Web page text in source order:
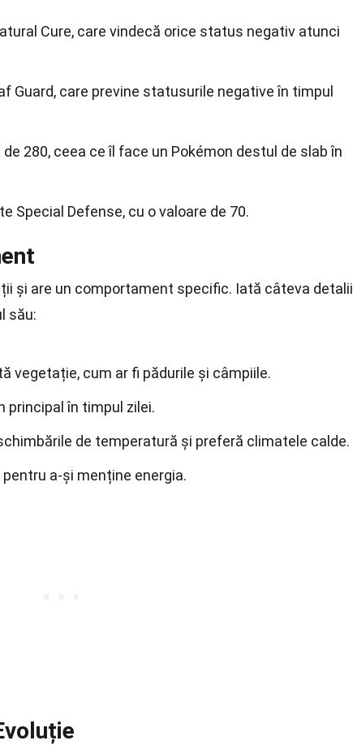
Cure, care vindecă orice status negativ atunci
Guard, care previne statusurile negative în timpul
280, ceea ce îl face un Pokémon destul de slab în
Special Defense, cu o valoare de 70.
și are un comportament specific. Iată câteva detalii
său:
vegetație, cum ar fi pădurile și câmpiile.
principal în timpul zilei.
de temperatură și preferă climatele calde.
a-și menține energia.